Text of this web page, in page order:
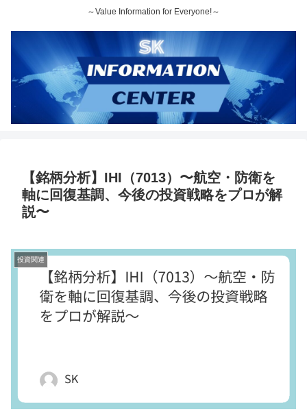
～Value Information for Everyone!～
【銘柄分析】IHI（7013）〜航空・防衛を
軸に回復基調、今後の投資戦略をプロが解
説〜
投資関連